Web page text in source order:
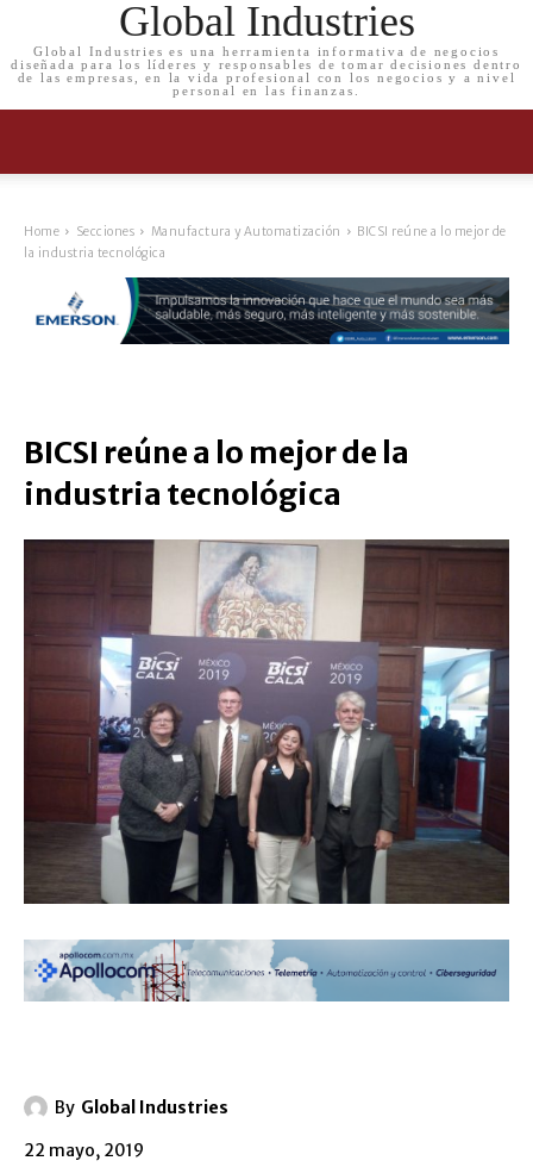
Global Industries
Global Industries es una herramienta informativa de negocios
diseñada para los líderes y responsables de tomar decisiones dentro
de las empresas, en la vida profesional con los negocios y a nivel
personal en las finanzas.
Home Secciones Manufactura y Automatización
BICSI reúne a lo mejor de
la industria tecnológica
BICSI reúne a lo mejor de la
industria tecnológica
By Global Industries
22 mayo, 2019